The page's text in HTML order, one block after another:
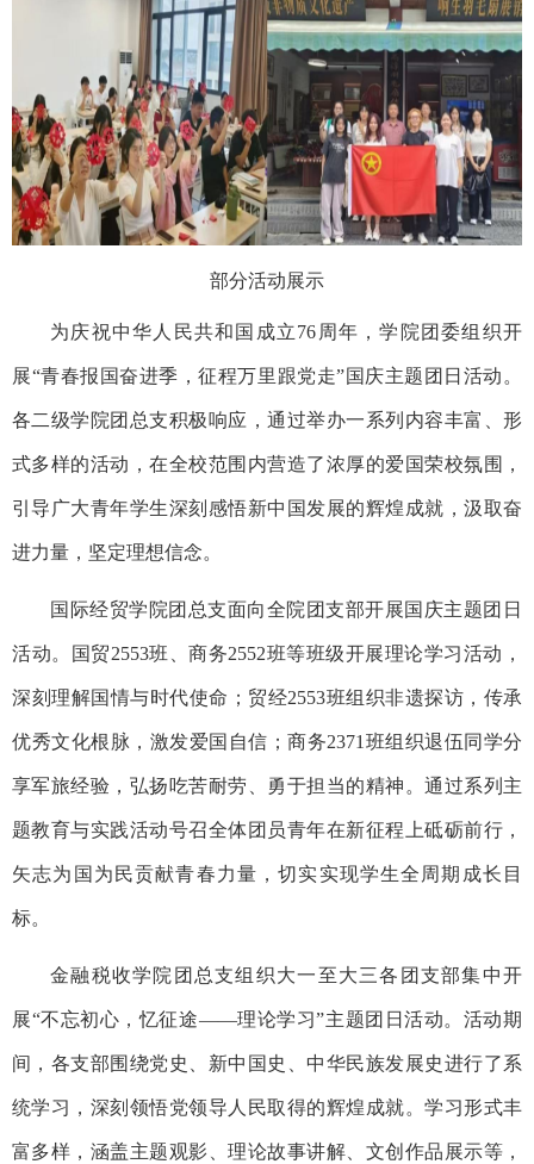
部分活动展示
为庆祝中华人民共和国成立76 周年，学院团委组织开
展“青春报国奋进季，征程万里跟党走”国庆主题团日活动。
各二级学院团总支积极响应，通过举办一系列内容丰富、形
式多样的活动，在全校范围内营造了浓厚的爱国荣校氛围，
引导广大青年学生深刻感悟新中国发展的辉煌成就，汲取奋
进力量，坚定理想信念。
国际经贸学院团总支面向全院团支部开展国庆主题团日
活动。国贸2553班、商务2552班等班级开展理论学习活动，
深刻理解国情与时代使命；贸经2553班组织非遗探访，传承
优秀文化根脉，激发爱国自信；商务2371 班组织退伍同学分
享军旅经验，弘扬吃苦耐劳、勇于担当的精神。通过系列主
题教育与实践活动号召全体团员青年在新征程上砥砺前行，
矢志为国为民贡献青春力量，切实实现学生全周期成长目
标。
金融税收学院团总支组织大一至大三各团支部集中开
展“不忘初心，忆征途——理论学习”主题团日活动。活动期
间，各支部围绕党史、新中国史、中华民族发展史进行了系
统学习，深刻领悟党领导人民取得的辉煌成就。学习形式丰
富多样，涵盖主题观影、理论故事讲解、文创作品展示等，